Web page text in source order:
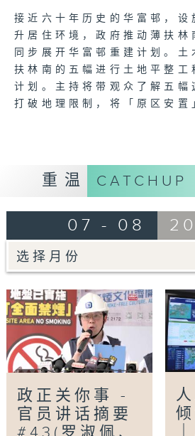
接近六十年历史的华富邨，设
升居住环境，政府推动薄扶林
同步展开华富邨重建计划。土
扶林南的五幅进行土地平整工
计划。主持将带观众了解五幅
打破地理限制，将「原区安置
为现实，让华富邨的居民，延
想睇更多 :
https://www.rthk.hk/tv/
逢星期一至日 | 晚上8 时25
立即下载「香港电台随身
Go）」紧贴最新节目：
记得LIKE + 订阅+ 推播通知
#政正关你事 #港台电视31
南公营房屋 #华富邨重建计划
重温 CATCHUP
07 - 08
政正关你事 -
官员讲话摘要